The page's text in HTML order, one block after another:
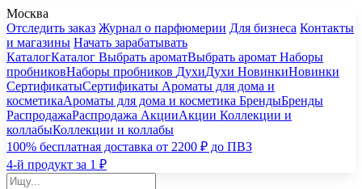
Москва
Отследить заказ Журнал о парфюмерии Для бизнеса Контакты
и магазины Начать зарабатывать
КаталогКаталог Выбрать ароматВыбрать аромат Наборы
пробниковНаборы пробников ДухиДухи НовинкиНовинки
СертификатыСертификаты Ароматы для дома и
косметикаАроматы для дома и косметика БрендыБренды
РаспродажаРаспродажа АкцииАкции Коллекции и
коллабыКоллекции и коллабы
100% бесплатная доставка от 2200 ₽ до ПВЗ
4-й продукт за 1 ₽